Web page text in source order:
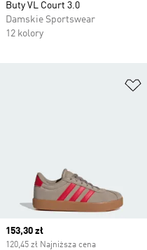
Buty VL Court 3.0
Damskie Sportswear
12 kolory
Current price
153,30 zł
120,45 zł Najniższa cena